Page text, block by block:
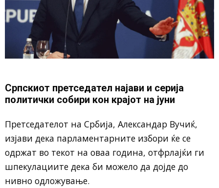
Српскиот претседател најави и серија
политички собири кон крајот на јуни
Претседателот на Србија, Александар Вучиќ,
изјави дека парламентарните избори ќе се
одржат во текот на оваа година, отфрлајќи ги
шпекулациите дека би можело да дојде до
нивно одложување.